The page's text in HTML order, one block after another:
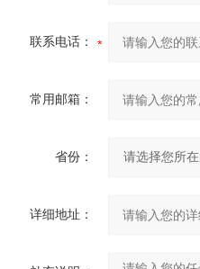
联系电话：
常用邮箱：
省份：
详细地址：